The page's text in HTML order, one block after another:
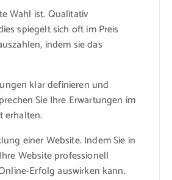
Wahl ist. Qualitativ
spiegelt sich oft im Preis
indem sie das
klar definieren und
Sie Ihre Erwartungen im
erhalten.
einer Website. Indem Sie in
Website professionell
Erfolg auswirken kann.